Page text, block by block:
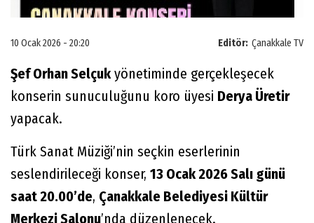
Editör: Çanakkale TV
10 Ocak 2026 - 20:20
Şef Orhan Selçuk yönetiminde gerçekleşecek
konserin sunuculuğunu koro üyesi Derya Üretir
yapacak.
Türk Sanat Müziği’nin seçkin eserlerinin
seslendirileceği konser, 13 Ocak 2026 Salı günü
saat 20.00’de, Çanakkale Belediyesi Kültür
Merkezi Salonu’nda düzenlenecek.